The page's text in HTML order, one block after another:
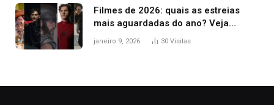
Filmes de 2026: quais as estreias
mais aguardadas do ano? Veja
principais lançamentos do cinema
janeiro 9, 2026 30 Visitas